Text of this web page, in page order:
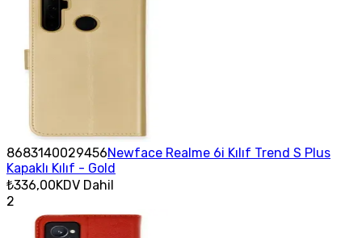
8683140029456Newface Realme 6i Kılıf Trend S Plus
Kapaklı Kılıf - Gold
₺336,00KDV Dahil
2